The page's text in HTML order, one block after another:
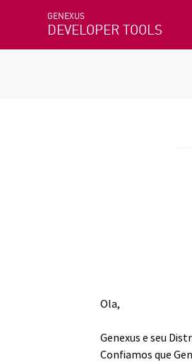
GENEXUS
DEVELOPER TOOLS
Ola,
Genexus e seu
Confiamos que